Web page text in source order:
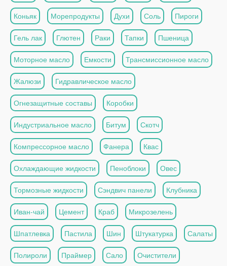
Коньяк Морепродукты Духи Соль Пироги
Гель лак Глютен Раки Тапки Пшеница
Моторное масло Емкости Трансмиссионное масло
Жалюзи Гидравлическое масло
Огнезащитные составы Коробки
Индустриальное масло Битум Скотч
Компрессорное масло Фанера Квас
Охлаждающие жидкости Пеноблоки Овес
Тормозные жидкости Сэндвич панели Клубника
Иван-чай Цемент Краб Микрозелень
Шпатлевка Пастила Шин Штукатурка Салаты
Полироли Праймер Сало Очистители